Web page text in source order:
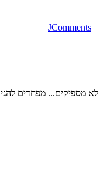
JComments
מספיקים... מפחדים